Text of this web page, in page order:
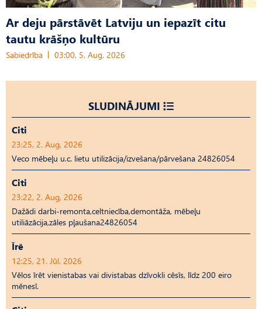
Ar deju pārstāvēt Latviju un iepazīt citu
tautu krāšņo kultūru
Sabiedrība 03:00, 5. Aug, 2026
SLUDINĀJUMI
Citi
23:25, 2. Aug, 2026
Veco mēbeļu u.c. lietu utilizācija/izvešana/pārvešana 24826054
Citi
23:22, 2. Aug, 2026
Dažādi darbi-remonta,celtniecība,demontāža, mēbeļu
utiliāzācija,zāles pļaušana24826054
Īrē
12:25, 21. Jūl, 2026
Vēlos īrēt vienistabas vai divistabas dzīvokli cēsīs, līdz 200 eiro
mēnesī.